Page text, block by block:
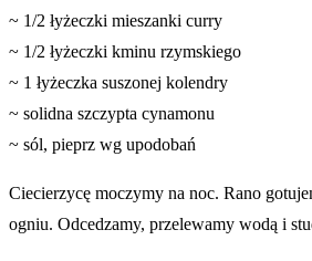
~ 1/2 łyżeczki mieszanki curry
~ 1/2 łyżeczki kminu rzymskiego
~ 1 łyżeczka suszonej kolendry
~ solidna szczypta cynamonu
~ sól, pieprz wg upodobań
Ciecierzycę moczymy na noc. Rano
ogniu. Odcedzamy, przelewamy wodą i